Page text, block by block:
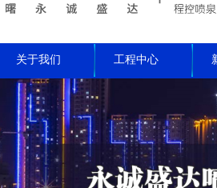
关于我们 工程中心